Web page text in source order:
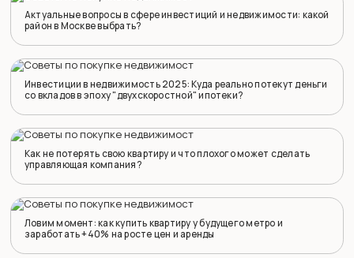
Актуальные вопросы в сфере инвестиций и недвижимости: какой
район в Москве выбрать?
Инвестиции в недвижимость 2025: Куда реально потекут деньги
со вкладов в эпоху "двухскоростной" ипотеки?
Как не потерять свою квартиру и что плохого может сделать
управляющая компания?
Ловим момент: как купить квартиру у будущего метро и
заработать +40% на росте цен и аренды